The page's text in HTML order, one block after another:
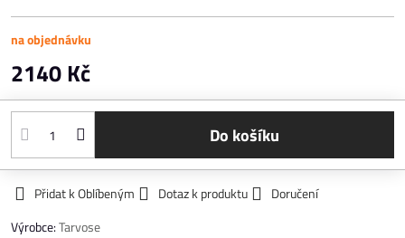
na objednávku
2140 Kč
Do košíku
Přidat k Oblíbeným Dotaz k produktu
Doručení
Výrobce:Tarvose